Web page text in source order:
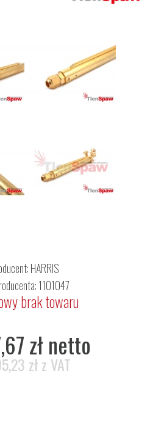
HARRIS
1101047
brak towaru
zł netto
zł z VAT